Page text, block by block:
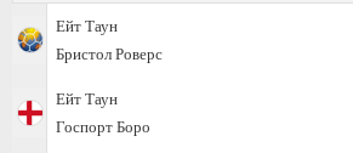
Ейт Таун
Бристол Роверс
Ейт Таун
Госпорт Боро